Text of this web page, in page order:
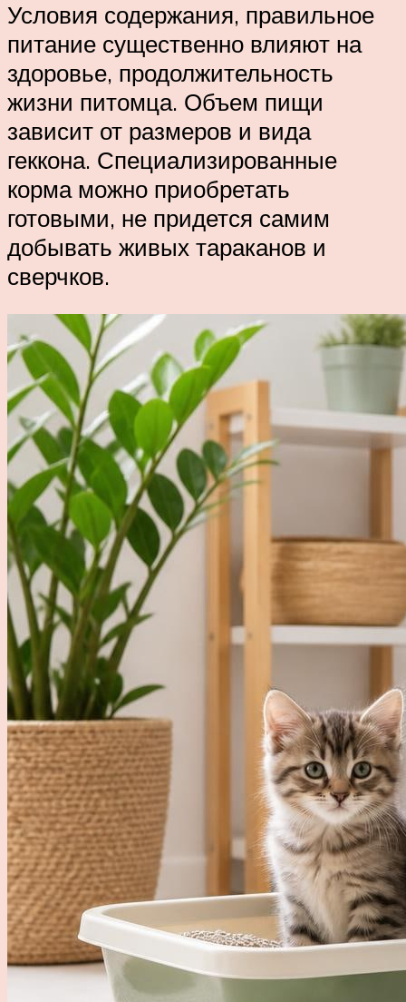
Условия содержания, правильное
питание существенно влияют на
здоровье, продолжительность
жизни питомца. Объем пищи
зависит от размеров и вида
геккона. Специализированные
корма можно приобретать
готовыми, не придется самим
добывать живых тараканов и
сверчков.